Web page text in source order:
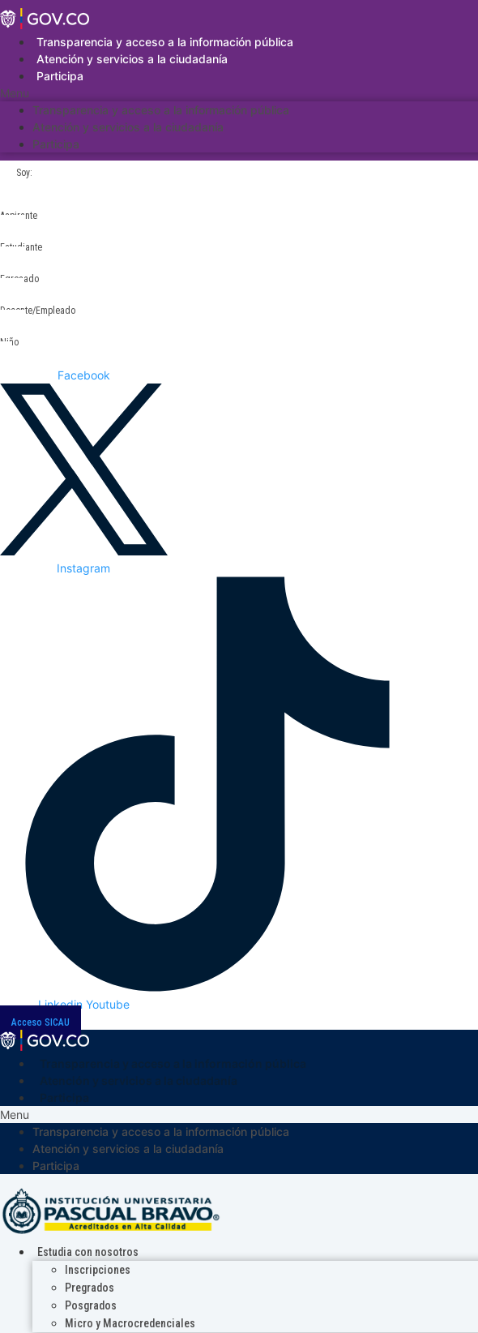
Saltar
al
contenidoTransparencia y acceso a la información pública
Atención y servicios a la ciudadanía
Participa
Menu
Transparencia y acceso a la información pública
Atención y servicios a la ciudadanía
Participa
Soy:
Aspirante
Estudiante
Egresado
Docente/Empleado
Niño
Facebook
Instagram
Linkedin Youtube
Acceso SICAU
Menu
Transparencia y acceso a la información pública
Atención y servicios a la ciudadanía
Participa
Estudia con nosotros
Inscripciones
Pregrados
Posgrados
Micro y Macrocredenciales